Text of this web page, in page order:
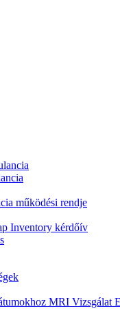
működési rendje
Inventory kérdőív
MRI Vizsgálat